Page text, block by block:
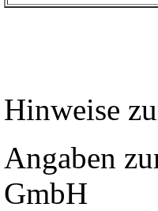
Hinweise
Angaben
GmbH